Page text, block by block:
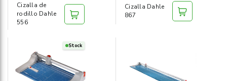
Cizalla de
rodillo Dahle
556
Cizalla Dahle
867
Stock